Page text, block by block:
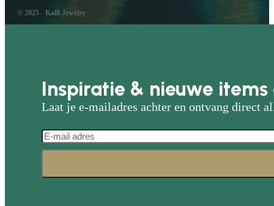
© 2025 - Kalli Jewelry
Inspiratie & nieuwe
Laat je e-mailadres achter en ontvang direct